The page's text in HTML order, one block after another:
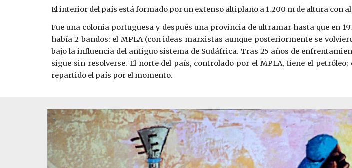
El interior del país está formado por un extenso altiplano a 1.200 m de altura con
Fue una colonia portuguesa y después una provincia de ultramar hasta que en
había 2 bandos: el MPLA (con ideas marxistas aunque posteriormente se
bajo la influencia del antiguo sistema de Sudáfrica. Tras 25 años de
sigue sin resolverse. El norte del país, controlado por el MPLA, tiene el
repartido el país por el momento.